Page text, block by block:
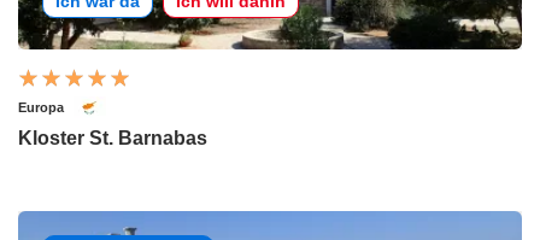
Europa
Kloster St. Barnabas